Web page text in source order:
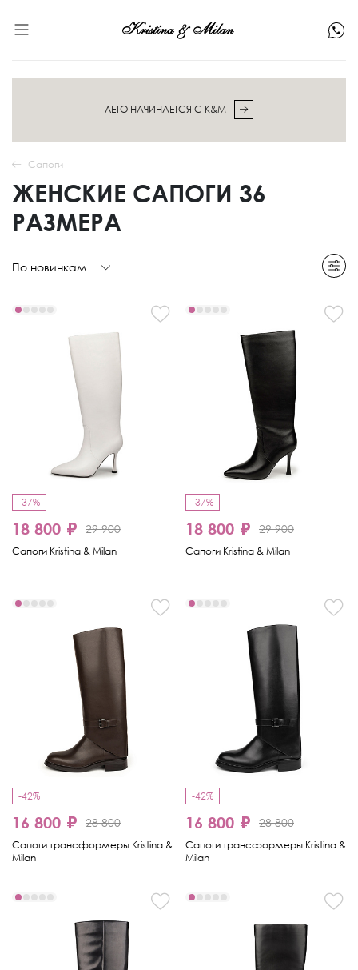
ЛЕТО НАЧИНАЕТСЯ С K&M
Сапоги
ЖЕНСКИЕ САПОГИ 36
РАЗМЕРА
По новинкам
-37%
18 800 ₽ 29 900
Сапоги Kristina & Milan
-37%
18 800 ₽ 29 900
Сапоги Kristina & Milan
-42%
16 800 ₽ 28 800
Сапоги трансформеры Kristina &
Milan
-42%
16 800 ₽ 28 800
Сапоги трансформеры Kristina &
Milan